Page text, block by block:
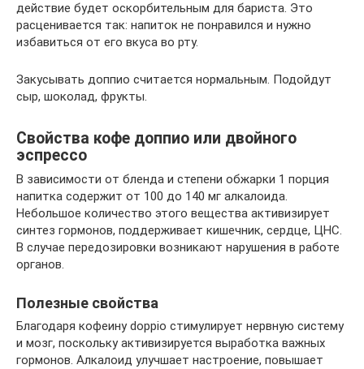
действие будет оскорбительным для бариста. Это
расценивается так: напиток не понравился и нужно
избавиться от его вкуса во рту.
Закусывать доппио считается нормальным. Подойдут
сыр, шоколад, фрукты.
Свойства кофе доппио или двойного
эспрессо
В зависимости от бленда и степени обжарки 1 порция
напитка содержит от 100 до 140 мг алкалоида.
Небольшое количество этого вещества активизирует
синтез гормонов, поддерживает кишечник, сердце, ЦНС.
В случае передозировки возникают нарушения в работе
органов.
Полезные свойства
Благодаря кофеину doppio стимулирует нервную систему
и мозг, поскольку активизируется выработка важных
гормонов. Алкалоид улучшает настроение, повышает